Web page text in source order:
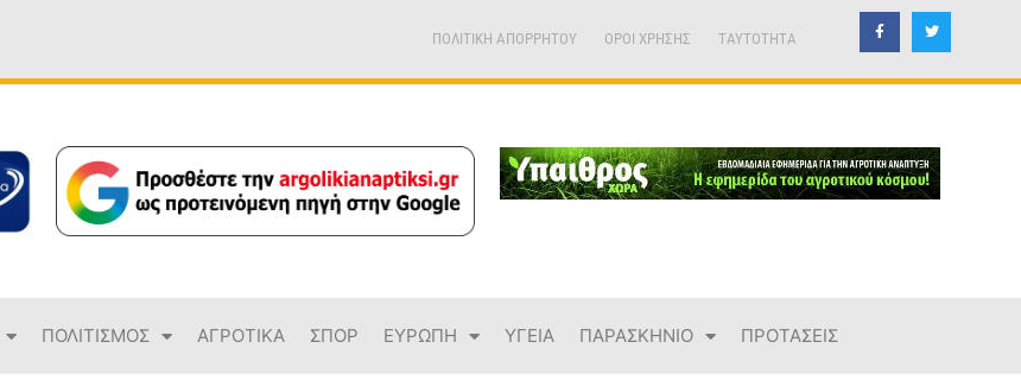
ΠΟΛΙΤΙΚΗ ΑΠΟΡΡΗΤΟΥ ΟΡΟΙ ΧΡΗΣΗΣ TAYTOTHTA
ΠΟΛΙΤΙΣΜΟΣ ΑΓΡΟΤΙΚΑ ΣΠΟΡ ΕΥΡΩΠΗ ΥΓΕΙΑ ΠΑΡΑΣΚΗΝΙΟ ΠΡΟΤΑΣΕΙΣ